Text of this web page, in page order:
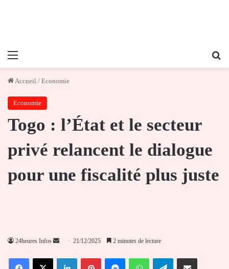
Menu
Accueil / Economie
Economie
Togo : l’État et le secteur
privé relancent le dialogue
pour une fiscalité plus juste
24heures Infos
Envoyer
courriel
21/12/2025 2 minutes de lecture
FacebookX LinkedinPinterestMessengerWhatsAppTelegramPartager par email